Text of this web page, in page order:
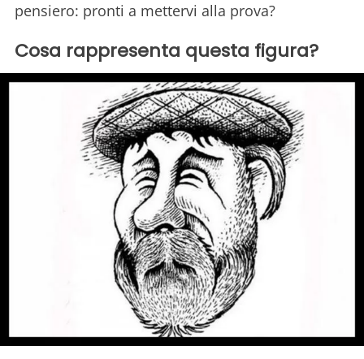
pensiero: pronti a mettervi alla prova?
Cosa rappresenta questa figura?